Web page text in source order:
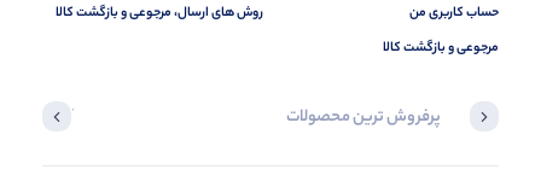
حساب کاربری من
مرجوعی و بازگشت کالا
روش های ارسال، مرجوعی و بازگشت کالا
پرفروش ترین محصولات آخرین